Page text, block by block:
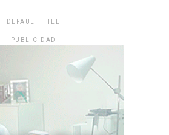
DEFAULT TITLE
PUBLICIDAD